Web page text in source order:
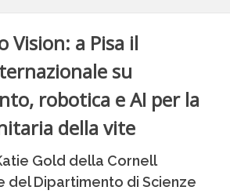
Vision: a Pisa il
su
robotica e AI per la
della vite
Gold della Cornell
del Dipartimento di Scienze